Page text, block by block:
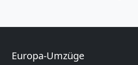
Europa-Umzüge